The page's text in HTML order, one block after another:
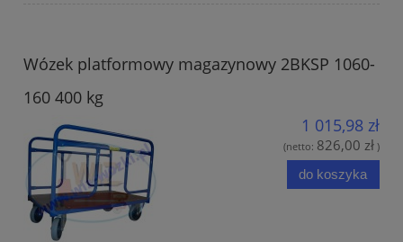
Wózek platformowy magazynowy 2BKSP 1060-
160 400 kg
1 015,98 zł
(netto: 826,00 zł )
do koszyka